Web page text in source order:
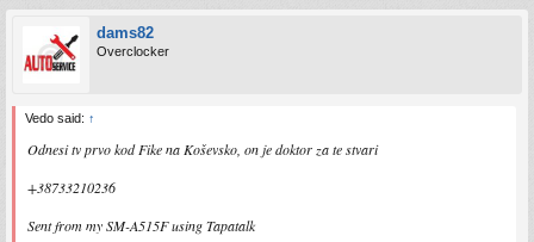
dams82
Overclocker
Vedo said: ↑
Odnesi tv prvo kod Fike na Koševsko, on je doktor za te stvari
+38733210236
Sent from my SM-A515F using Tapatalk